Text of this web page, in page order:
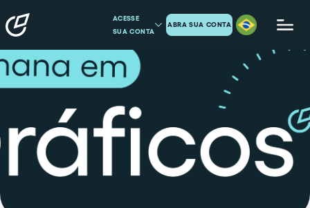
ACESSE
SUA CONTA
ABRA SUA CONTA